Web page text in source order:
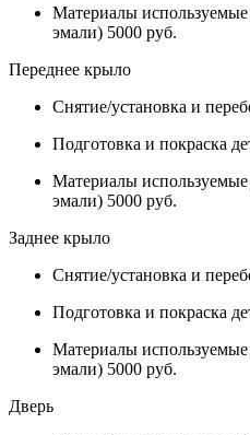
Материалы
эмали) 5000 руб.
Переднее крыло
Снятие/установка и
Подготовка и покраска
Материалы
эмали) 5000 руб.
Заднее крыло
Снятие/установка и
Подготовка и покраска
Материалы
эмали) 5000 руб.
Дверь